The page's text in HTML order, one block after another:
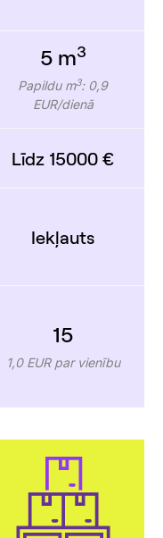
5 m3
Papildu m3: 0,9
EUR/dienā
Līdz 15000 €
Iekļauts
15
1,0 EUR par vienību